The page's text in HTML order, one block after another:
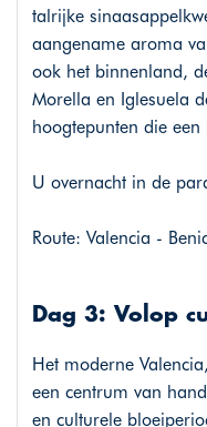
talrijke
aangename aroma
ook het binnenland,
Morella en Iglesuela
hoogtepunten die
U overnacht in de
Route: Valencia -
Dag 3: Volop
Het moderne
een centrum van
en culturele